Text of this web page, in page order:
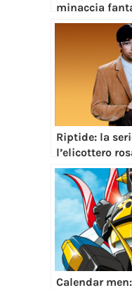
minaccia
Riptide: la
l’elicottero
Calendar